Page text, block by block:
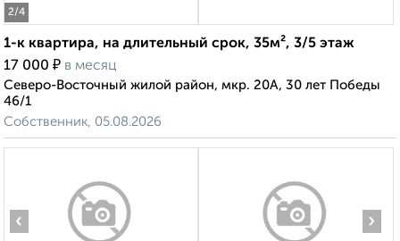
2/4
1-к квартира, на длительный срок, 35м², 3/5 этаж
17 000 ₽ в месяц
Северо-Восточный жилой район, мкр. 20А, 30 лет Победы
46/1
Собственник, 05.08.2026
‹ ›